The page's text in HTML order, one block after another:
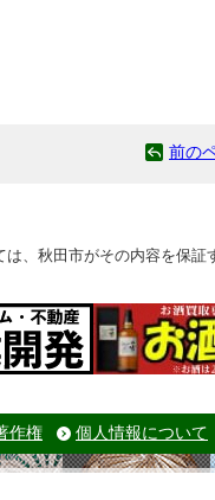
前の
、秋田市がその内容を保証
作権 個人情報について